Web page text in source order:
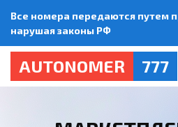
Все номера передаются путем
нарушая законы РФ
AUTONOMER 777